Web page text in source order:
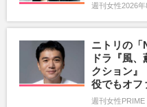
週刊女性2026
ニトリの「
ドラ『風
クション』
役でもオフ
週刊女性PRIME